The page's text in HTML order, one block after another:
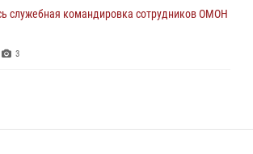
служебная командировка сотрудников ОМОН
3